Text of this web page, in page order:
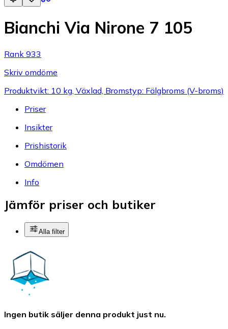
Bianchi Via Nirone 7 105
Rank 933
Skriv omdöme
Produktvikt: 10 kg, Växlad, Bromstyp: Fälgbroms (V-broms)
Priser
Insikter
Prishistorik
Omdömen
Info
Jämför priser och butiker
Alla filter
Ingen butik säljer denna produkt just nu.